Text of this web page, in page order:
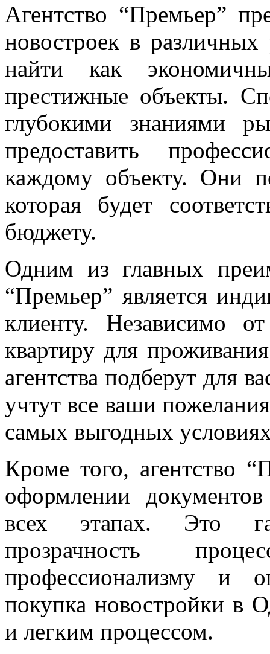
Агентство “Премьер”
новостроек в
найти как
престижные объекты.
глубокими знаниями
предоставить
каждому объекту. Они
которая будет
бюджету.
Одним из главных
“Премьер” является
клиенту. Независимо
квартиру для
агентства подберут для
учтут все ваши
самых выгодных
Кроме того, агентство
оформлении
всех этапах. Это
прозрачность
профессионализму и
покупка новостройки в
и легким процессом.